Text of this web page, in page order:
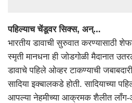
पहिल्याच चेंडूवर सिक्स, अन्...
भारतीय डावाची सुरुवात करण्यासाठी
स्मृती मानधना ही जोडगोळी मैदानात
डावाचे पहिले ओव्हर टाकण्याची
सादिया इक्बालकडे होती. सादियाच्या
आपल्या नेहमीच्या आक्रमक शैलीत